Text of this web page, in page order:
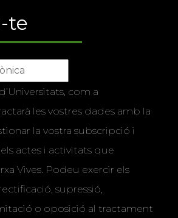
te
com a
les vostres dades amb la
la vostra subscripció i
actes i activitats que
Vives. Podeu exercir els
supressió,
o oposició al tractament